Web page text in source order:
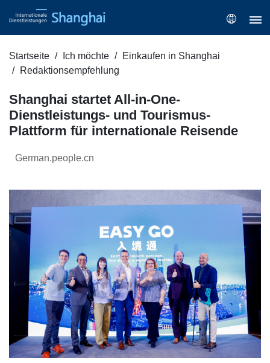
Startseite Ich möchte
Einkaufen in Shanghai
Redaktionsempfehlung
Shanghai startet All-in-One-
Dienstleistungs- und Tourismus-
Plattform für internationale Reisende
German.people.cn